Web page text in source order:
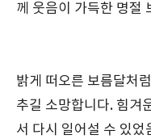
께 웃음이 가득한 명절
밝게 떠오른 보름달처
추길 소망합니다. 힘겨
서 다시 일어설 수 있었